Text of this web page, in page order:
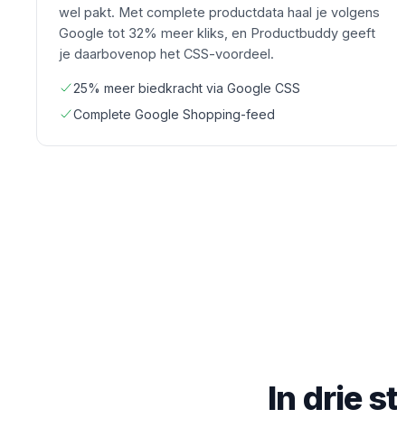
wel pakt. Met complete productdata haal je volgens
Google tot 32% meer kliks, en Productbuddy geeft
je daarbovenop het CSS-voordeel.
25% meer biedkracht via Google CSS
Complete Google Shopping-feed
In drie